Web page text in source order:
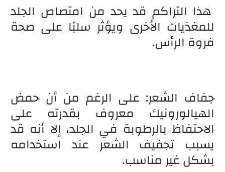
هذا التراكم قد يحد من امتصاص الجلد
للمغذيات الأخرى ويؤثر سلبًا على صحة
فروة الرأس.
جفاف الشعر: على الرغم من أن حمض
الهيالورونيك معروف بقدرته على
الاحتفاظ بالرطوبة في الجلد، إلا أنه قد
يسبب تجفيف الشعر عند استخدامه
بشكل غير مناسب.